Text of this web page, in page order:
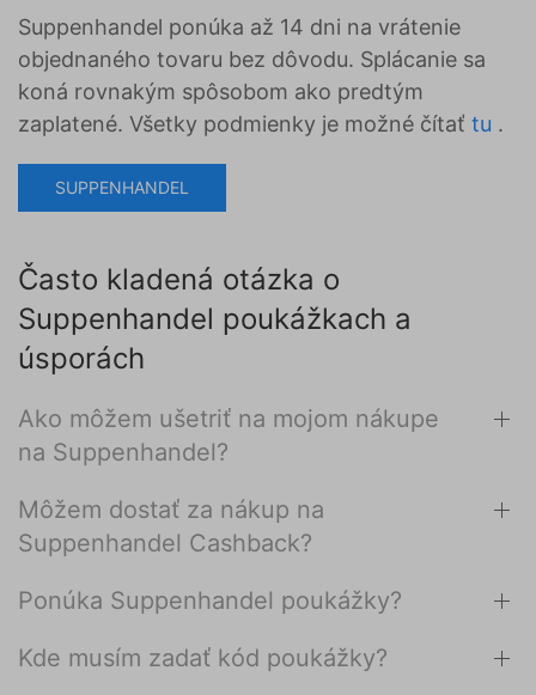
Suppenhandel ponúka až 14 dni na vrátenie
objednaného tovaru bez dôvodu. Splácanie sa
koná rovnakým spôsobom ako predtým
zaplatené. Všetky podmienky je možné čítať tu .
SUPPENHANDEL
Často kladená otázka o
Suppenhandel poukážkach a
úsporách
Ako môžem ušetriť na mojom nákupe
na Suppenhandel?
Môžem dostať za nákup na
Suppenhandel Cashback?
Ponúka Suppenhandel poukážky?
Kde musím zadať kód poukážky?